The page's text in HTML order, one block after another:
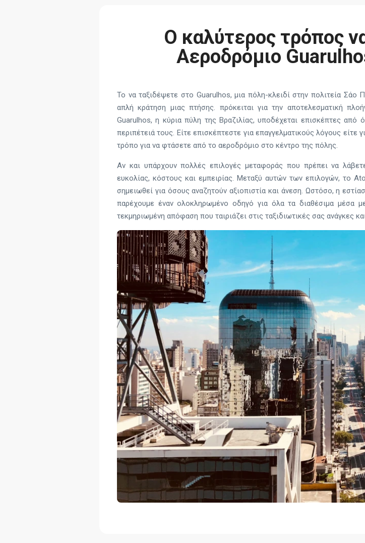
Ο καλύτερος τρόπος
Αεροδρόμιο
Το να ταξιδέψετε στο Guarulhos, μια πόλη-κλειδί στην πολιτεία Σάο
απλή κράτηση μιας πτήσης. πρόκειται για την αποτελεσματική
Guarulhos, η κύρια πύλη της Βραζιλίας, υποδέχεται επισκέπτες από
περιπέτειά τους. Είτε επισκέπτεστε για επαγγελματικούς λόγους είτε
τρόπο για να φτάσετε από το αεροδρόμιο στο κέντρο της πόλης.
Αν και υπάρχουν πολλές επιλογές μεταφοράς που πρέπει να
ευκολίας, κόστους και εμπειρίας. Μεταξύ αυτών των επιλογών, το
σημειωθεί για όσους αναζητούν αξιοπιστία και άνεση. Ωστόσο, η
παρέχουμε έναν ολοκληρωμένο οδηγό για όλα τα διαθέσιμα μέσα
τεκμηριωμένη απόφαση που ταιριάζει στις ταξιδιωτικές σας ανάγκες